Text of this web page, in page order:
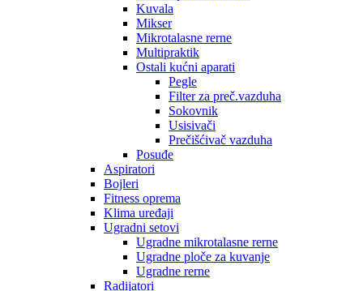
Kuvala
Mikser
Mikrotalasne rerne
Multipraktik
Ostali kućni aparati
Pegle
Filter za preč.vazduha
Sokovnik
Usisivači
Prečišćivač vazduha
Posuđe
Aspiratori
Bojleri
Fitness oprema
Klima uređaji
Ugradni setovi
Ugradne mikrotalasne rerne
Ugradne ploče za kuvanje
Ugradne rerne
Radijatori